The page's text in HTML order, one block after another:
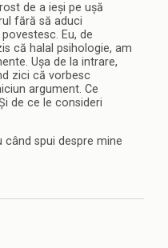
de a ieși pe ușă
fără să aduci
Eu, de
că halal psihologie, am
Ușa de la intrare,
zici că vorbesc
argument. Ce
de ce le consideri
când spui despre mine